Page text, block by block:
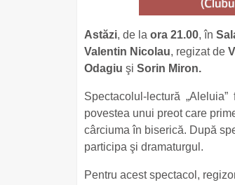
Astăzi, de la ora 21.00, în
Valentin Nicolau, regizat de
Odagiu şi Sorin Miron.
Spectacolul-lectură
povestea unui preot care
cârciuma în biserică. După
participa şi dramaturgul.
Pentru acest spectacol,